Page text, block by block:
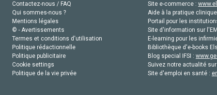
Contactez-nous / FAQ
Qui sommes-nous ?
Mentions légales
© - Avertissements
Termes et conditions d'utilisation
Politique rédactionnelle
Politique publicitaire
Cookie settings
Politique de la vie privée
Site e-commerce :
Aide à la pratique
Portail pour les
Site d'information sur
E-learning pour les
Bibliothèque d'e-books
Blog special IFSI :
Suivez notre actualité
Site d'emploi en santé :